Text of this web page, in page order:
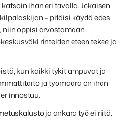
ihan eri tavalla. Jokaisen
– pitäisi käydä edes
niin oppisi arvostamaan
rinteiden eteen tekee ja
kun kaikki tykit ampuvat ja
ja työmäärä on ihan
innostuu.
ja ankara työ ei riitä.